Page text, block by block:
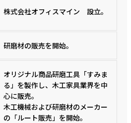
株式会社オフィスマイン 設立。
研磨材の販売を開始。
オリジナル商品研磨工具「すみま
る」を製作し、木工家具業界を中
心に販売。
木工機械および研磨材のメーカー
の「ルート販売」を開始。